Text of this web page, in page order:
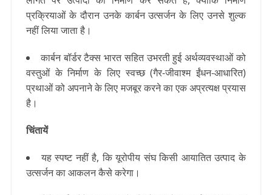
प्रक्रियाओं के दौरान उनके कार्बन उत्सर्जन के लिए उनसे शुल्क
नहीं लिया जाता है।
कार्बन बॉर्डर टैक्स भारत सहित उभरती हुई अर्थव्यवस्थाओं को
वस्तुओं के निर्माण के लिए स्वच्छ (गैर-जीवाश्म ईंधन-आधारित)
प्रथाओं को अपनाने के लिए मजबूर करने का एक अप्रत्यक्ष प्रयास
है।
चिंतायें
यह स्पष्ट नहीं है, कि यूरोपीय संघ किसी आयातित उत्पाद के
उत्सर्जन का आकलन कैसे करेगा।